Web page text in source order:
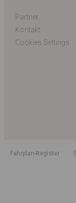
Partner
Kontakt
Cookies Settings
Fahrplan-Register